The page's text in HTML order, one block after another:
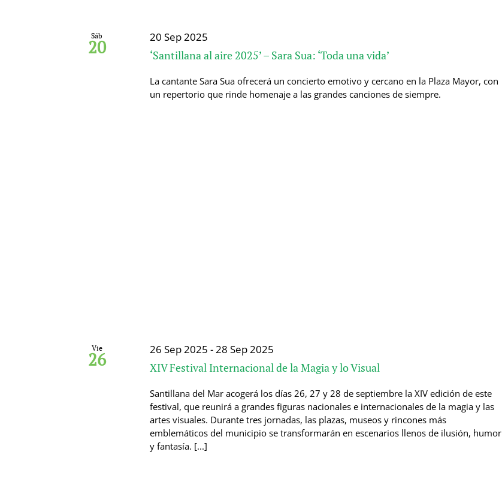
Sáb
20 20 Sep 2025
‘Santillana al aire 2025’ – Sara Sua: ‘Toda una vida’
La cantante Sara Sua ofrecerá un concierto emotivo y cercano en la Plaza Mayor, con
un repertorio que rinde homenaje a las grandes canciones de siempre.
Vie
26 26 Sep 2025 -28 Sep 2025
XIV Festival Internacional de la Magia y lo Visual
Santillana del Mar acogerá los días 26, 27 y 28 de septiembre la XIV edición de este
festival, que reunirá a grandes figuras nacionales e internacionales de la magia y las
artes visuales. Durante tres jornadas, las plazas, museos y rincones más
emblemáticos del municipio se transformarán en escenarios llenos de ilusión, humor
y fantasía. [...]